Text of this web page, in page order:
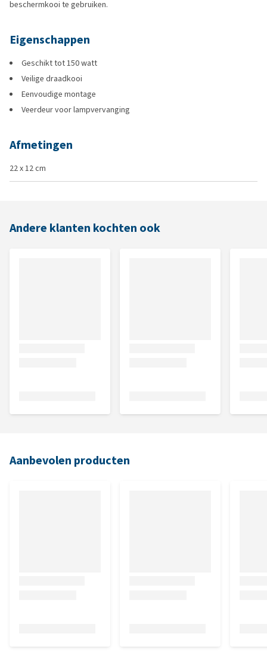
beschermkooi te gebruiken.
Eigenschappen
Geschikt tot 150 watt
Veilige draadkooi
Eenvoudige montage
Veerdeur voor lampvervanging
Afmetingen
22 x 12 cm
Andere klanten kochten ook
Aanbevolen producten